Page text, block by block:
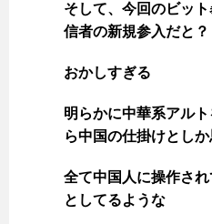
そして、今回のビッ
信者の新規参入だと？
おかしすぎる
明らかに中華系アル
ら中国の仕掛けとし
全て中国人に操作さ
としてるような